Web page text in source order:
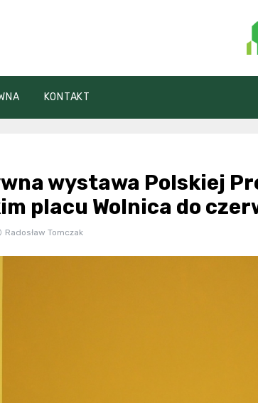
KONTAKT
wystawa Polskiej
placu Wolnica do
Radosław Tomczak